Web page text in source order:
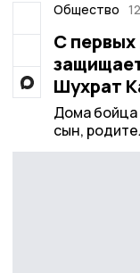
Общество
С
Шухрат
Дома бойца
сын,